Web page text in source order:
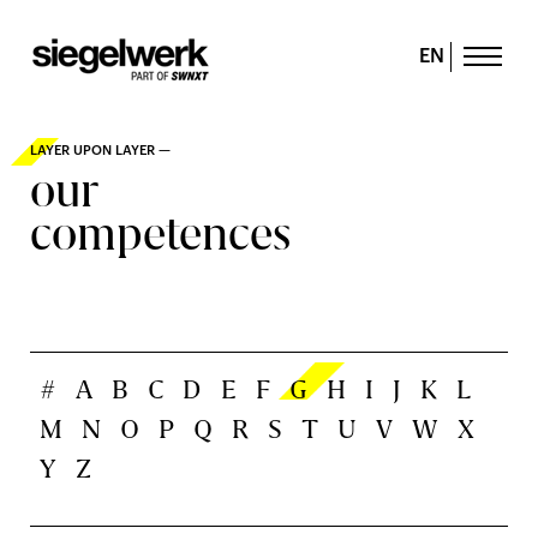
EN
LAYER UPON LAYER —
our
competences
# A B C D E F G H I J K
L
M
N O P Q R S T U V W
X
Y
Z